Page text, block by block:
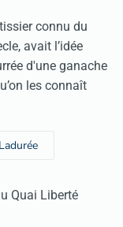
connu du
avait l’idée
d'une ganache
les connaît